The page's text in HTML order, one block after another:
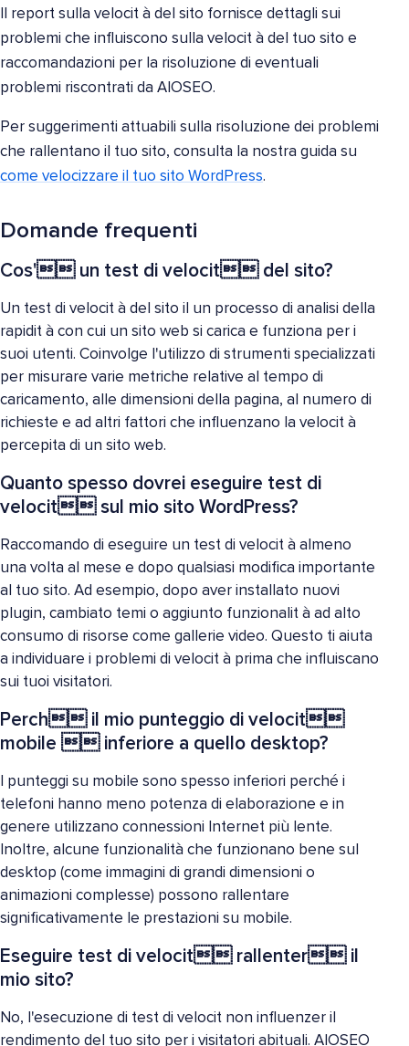
Il report sulla velocit à del sito fornisce dettagli sui
problemi che influiscono sulla velocit à del tuo sito e
raccomandazioni per la risoluzione di eventuali
problemi riscontrati da AIOSEO.
Per suggerimenti attuabili sulla risoluzione dei problemi
che rallentano il tuo sito, consulta la nostra guida su
come velocizzare il tuo sito WordPress.
Domande frequenti
Cos' un test di velocit del sito?
Un test di velocit à del sito il un processo di analisi della
rapidit à con cui un sito web si carica e funziona per i
suoi utenti. Coinvolge l'utilizzo di strumenti specializzati
per misurare varie metriche relative al tempo di
caricamento, alle dimensioni della pagina, al numero di
richieste e ad altri fattori che influenzano la velocit à
percepita di un sito web.
Quanto spesso dovrei eseguire test di
velocit sul mio sito WordPress?
Raccomando di eseguire un test di velocit à almeno
una volta al mese e dopo qualsiasi modifica importante
al tuo sito. Ad esempio, dopo aver installato nuovi
plugin, cambiato temi o aggiunto funzionalit à ad alto
consumo di risorse come gallerie video. Questo ti aiuta
a individuare i problemi di velocit à prima che influiscano
sui tuoi visitatori.
Perch il mio punteggio di velocit
mobile  inferiore a quello desktop?
I punteggi su mobile sono spesso inferiori perché i
telefoni hanno meno potenza di elaborazione e in
genere utilizzano connessioni Internet più lente.
Inoltre, alcune funzionalità che funzionano bene sul
desktop (come immagini di grandi dimensioni o
animazioni complesse) possono rallentare
significativamente le prestazioni su mobile.
Eseguire test di velocit rallenter il
mio sito?
No, l'esecuzione di test di velocit non influenzer il
rendimento del tuo sito per i visitatori abituali. AIOSEO